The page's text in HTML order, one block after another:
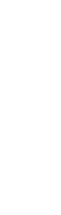
из ЕС до июля